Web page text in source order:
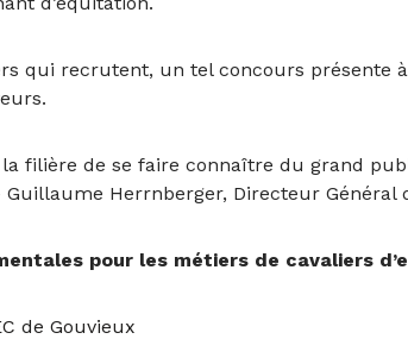
qui recrutent, un tel concours présente
la filière de se faire connaître du grand
Herrnberger, Directeur Général
pour les métiers de cavaliers
de Gouvieux